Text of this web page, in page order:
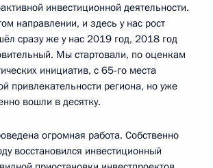
инвестиционной деятельности.
направлении, и здесь у нас рост
сразу же у нас 2019 год, 2018 год
Мы стартовали, по оценкам
инициатив, с 65-го места
привлекательности региона, но уже
вошли в десятку.
огромная работа. Собственно
восстановился инвестиционный